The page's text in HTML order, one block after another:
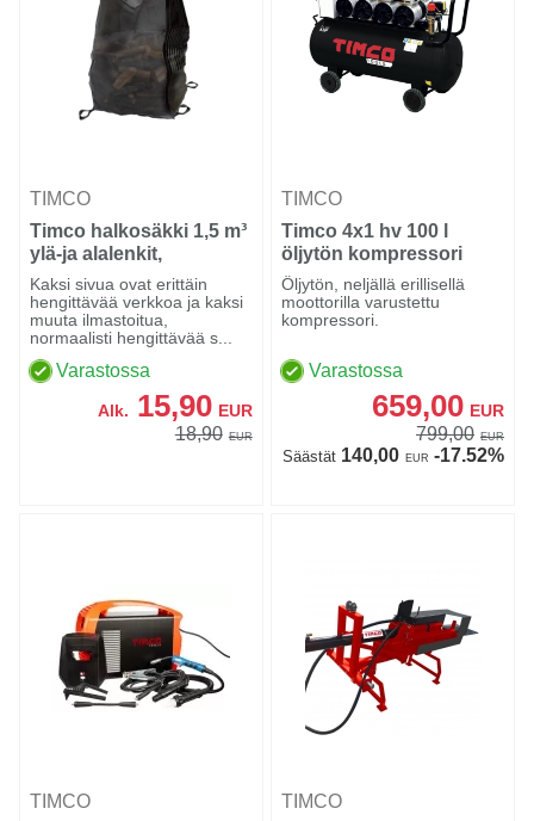
TIMCO
Timco halkosäkki 1,5 m³
ylä-ja alalenkit,
95x95x160 cm
Kaksi sivua ovat erittäin
hengittävää verkkoa ja kaksi
muuta ilmastoitua,
normaalisti hengittävää s...
Varastossa
Alk. 15,90 EUR
18,90 EUR
TIMCO
Timco 4x1 hv 100 l
öljytön kompressori
Öljytön, neljällä erillisellä
moottorilla varustettu
kompressori.
Varastossa
659,00 EUR
799,00 EUR
Säästät140,00 EUR -17.52%
TIMCO
TIMCO